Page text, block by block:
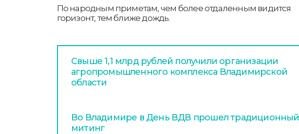
По народным приметам, чем более отдаленным видится
горизонт, тем ближе дождь.
Свыше 1,1 млрд рублей получили организации
агропромышленного комплекса Владимирской
области
Во Владимире в День ВДВ прошел традиционный
митинг